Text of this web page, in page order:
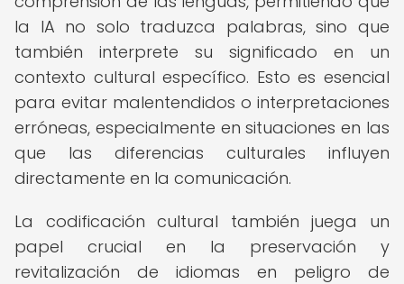
la IA no solo traduzca palabras, sino que
también interprete su significado en un
contexto cultural específico. Esto es esencial
para evitar malentendidos o interpretaciones
erróneas, especialmente en situaciones en las
que las diferencias culturales influyen
directamente en la comunicación.
La codificación cultural también juega un
papel crucial en la preservación y
revitalización de idiomas en peligro de